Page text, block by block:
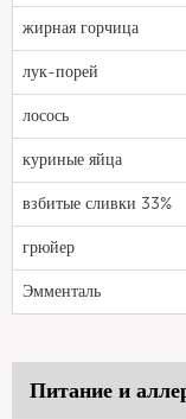
жирная горчица
лук-порей
лосось
куриные яйца
взбитые сливки 33%
грюйер
Эмменталь
Питание и